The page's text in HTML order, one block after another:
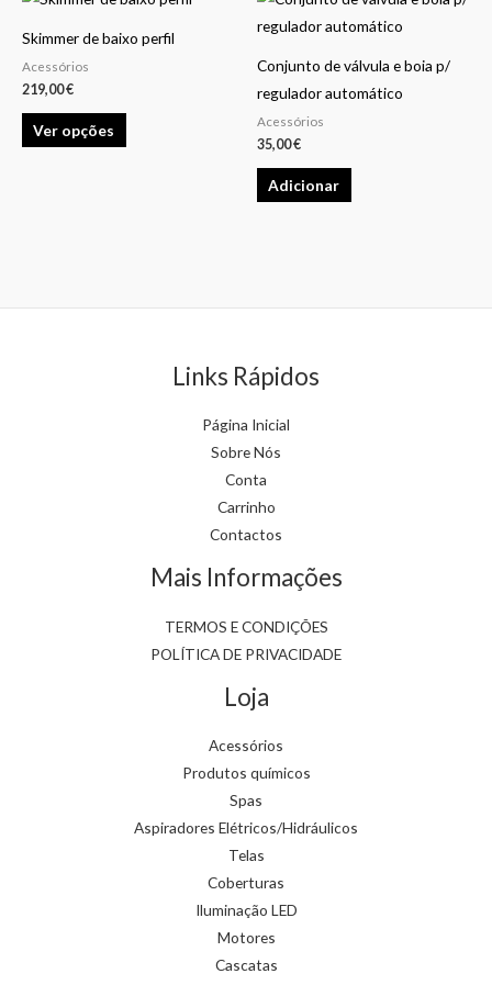
Skimmer de baixo perfil
Acessórios
219,00€
Ver opções
has
Conjunto de válvula e boia p/
regulador automático
Acessórios
35,00€
Adicionar
Links Rápidos
Página Inicial
Sobre Nós
Conta
Carrinho
Contactos
Mais Informações
TERMOS E CONDIÇÕES
POLÍTICA DE PRIVACIDADE
Loja
Acessórios
Produtos químicos
Spas
Aspiradores Elétricos/Hidráulicos
Telas
Coberturas
Iluminação LED
Motores
Cascatas